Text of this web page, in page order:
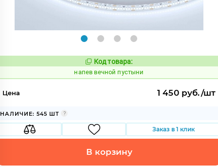
Код:
1079825
Код товара:
напев вечной пустыни
Цена 1 450 руб./шт
НАЛИЧИЕ: 545 ШТ
Заказ в 1 клик
В корзину